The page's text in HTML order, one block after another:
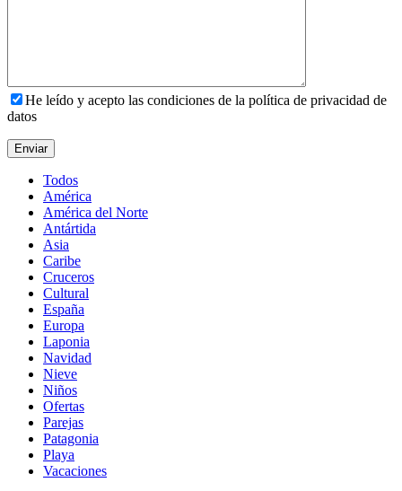
He leído y acepto las condiciones de la política de privacidad de
datos
Todos
América
América del Norte
Antártida
Asia
Caribe
Cruceros
Cultural
España
Europa
Laponia
Navidad
Nieve
Niños
Ofertas
Parejas
Patagonia
Playa
Vacaciones